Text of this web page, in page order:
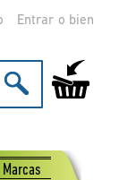
Entrar
Mi carrito de
Marcas